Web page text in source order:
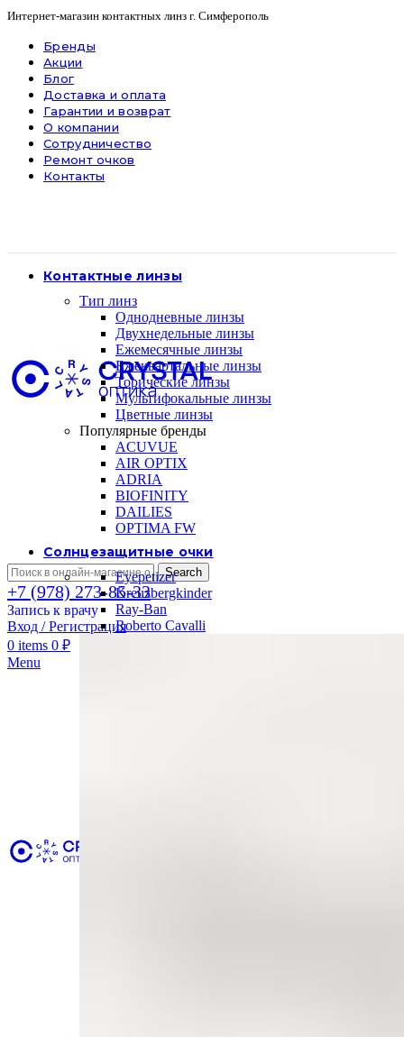
Интернет-магазин контактных линз г. Симферополь
Бренды
Акции
Блог
Доставка и оплата
Гарантии и возврат
О компании
Сотрудничество
Ремонт очков
Контакты
Search
+7 (978) 273-85-33
Запись к врачу
Вход / Регистрация
0 items 0 ₽
Menu
Контактные линзы
Тип линз
Однодневные линзы
Двухнедельные линзы
Ежемесячные линзы
Ежеквартальные линзы
Торические линзы
Мультифокальные линзы
Цветные линзы
Популярные бренды
ACUVUE
AIR OPTIX
ADRIA
BIOFINITY
DAILIES
OPTIMA FW
Солнцезащитные очки
Eyepetizer
Kreuzbergkinder
Ray-Ban
Roberto Cavalli